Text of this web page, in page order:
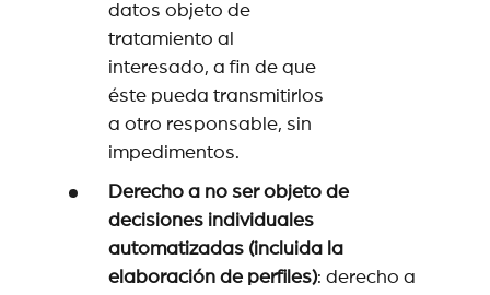
datos objeto de
tratamiento al
interesado, a fin de que
éste pueda transmitirlos
a otro responsable, sin
impedimentos.
Derecho a no ser objeto de
decisiones individuales
automatizadas (incluida la
elaboración de perfiles): derecho a